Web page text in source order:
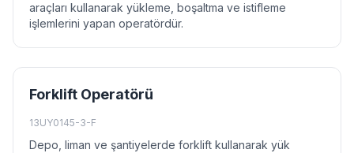
araçları kullanarak yükleme, boşaltma ve istifleme
işlemlerini yapan operatördür.
Forklift Operatörü
13UY0145-3-F
Depo, liman ve şantiyelerde forklift kullanarak yük